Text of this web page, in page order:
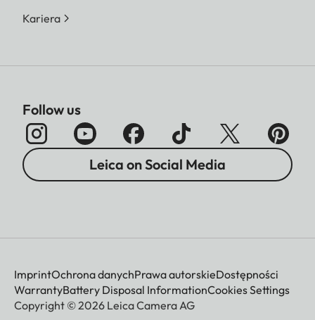
Kariera
Follow us
Leica on Social Media
ImprintOchrona danychPrawa autorskieDostępności
WarrantyBattery Disposal InformationCookies Settings
Copyright © 2026 Leica Camera AG